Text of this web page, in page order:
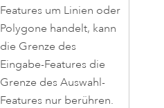
Features um Linien oder
Polygone handelt, kann
die Grenze des
Eingabe-Features die
Grenze des Auswahl-
Features nur berühren.